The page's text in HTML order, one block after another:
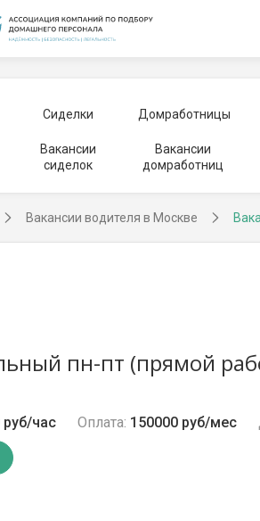
Сиделки Домработницы
Вакансии
сиделок
Вакансии
домработниц
Вакансии водителя в Москве
пн-пт (прямой
руб/час Оплата: 150000 руб/мес